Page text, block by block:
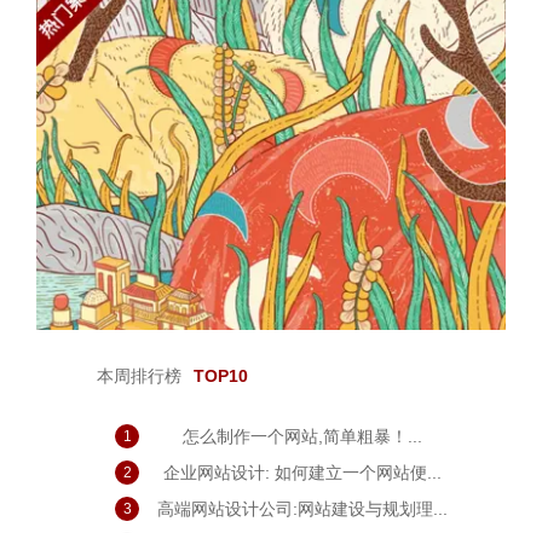
本周排行榜 TOP10
1 怎么制作一个网站,简单粗暴！...
2 企业网站设计: 如何建立一个网站便...
3 高端网站设计公司:网站建设与规划理...